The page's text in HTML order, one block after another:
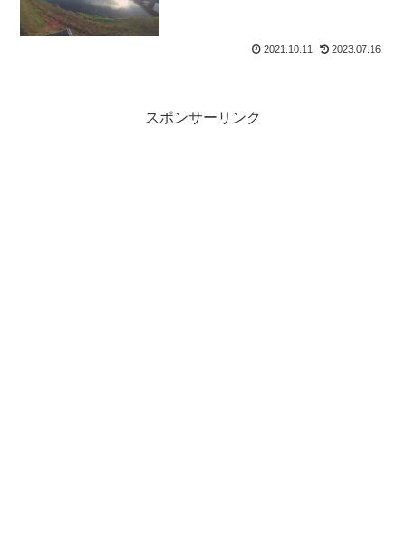
2021.10.11 2023.07.16
スポンサーリンク